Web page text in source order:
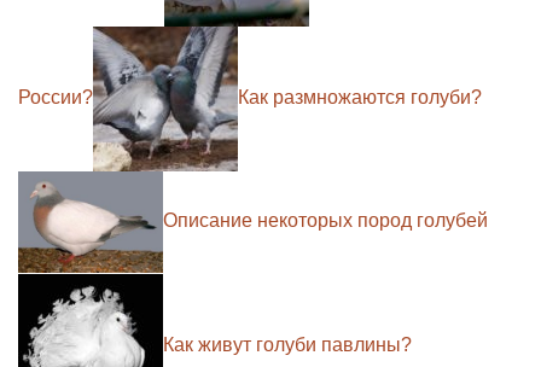
России? Как размножаются голуби?
Описание некоторых пород голубей
Как живут голуби павлины?